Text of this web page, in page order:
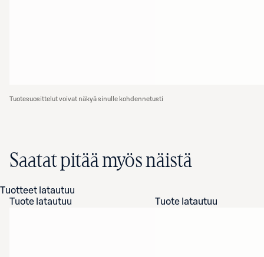
Tuotesuosittelut voivat näkyä sinulle kohdennetusti
Saatat pitää myös näistä
Tuotteet latautuu
Tuote latautuu
Tuote latautuu